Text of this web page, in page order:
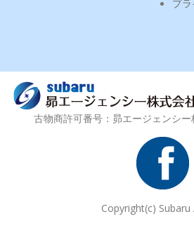
プ
古物商許可番号：昴エージェンシ
Copyright(c)